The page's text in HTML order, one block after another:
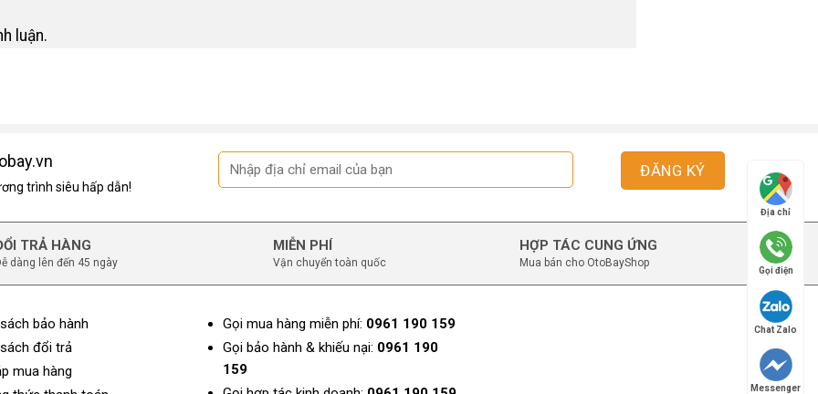
luận.
trình siêu hấp dẫn!
TRẢ HÀNG
dàng lên đến 45 ngày
MIỄN PHÍ
Vận chuyển toàn quốc
HỢP TÁC CUNG ỨNG
Mua bán cho OtoBayShop
bảo hành
đổi trả
mua hàng
Gọi mua hàng miễn phí: 0961 190 159
Gọi bảo hành & khiếu nại: 0961 190
159
Địa chỉ
Gọi điện
Chat Zalo
Messenger